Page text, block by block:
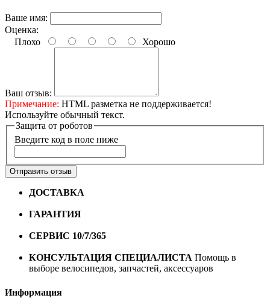
Ваше имя:
Оценка:
Плохо
Хорошо
Ваш отзыв:
Примечание: HTML разметка не поддерживается!
Используйте обычный текст.
Защита от роботов
Введите код в поле ниже
Отправить отзыв
ДОСТАВКА
ГАРАНТИЯ
СЕРВИС 10/7/365
КОНСУЛЬТАЦИЯ СПЕЦИАЛИСТА Помощь в
выборе велосипедов, запчастей, аксессуаров
Информация